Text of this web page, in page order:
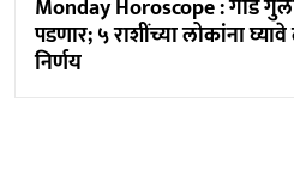
Monday Horoscope : गोड
पडणार; ५ राशींच्या लोकांना
निर्णय